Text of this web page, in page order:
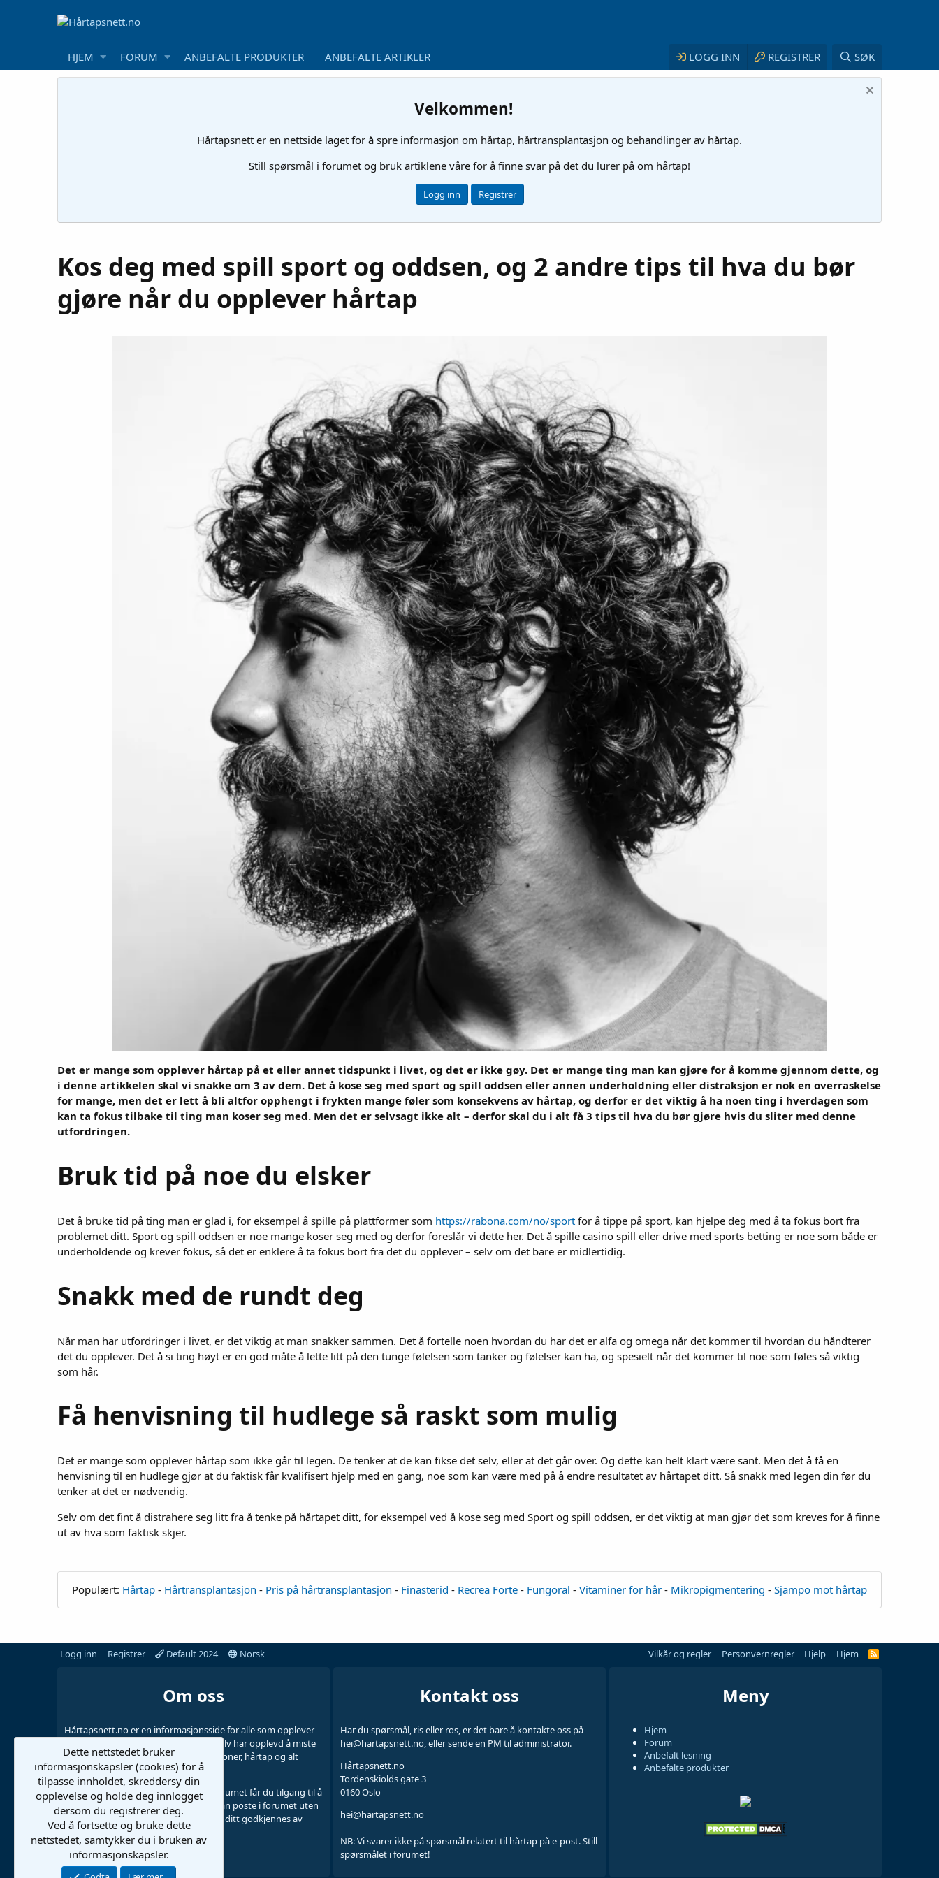
HJEM FORUM ANBEFALTE PRODUKTER ANBEFALTE ARTIKLER LOGG INN REGISTRER SØK
Velkommen!
Hårtapsnett er en nettside laget for å spre informasjon om hårtap, hårtransplantasjon og behandlinger av hårtap.
Still spørsmål i forumet og bruk artiklene våre for å finne svar på det du lurer på om hårtap!
Logg inn Registrer
Kos deg med spill sport og oddsen, og 2 andre tips til hva du bør
gjøre når du opplever hårtap
Det er mange som opplever hårtap på et eller annet tidspunkt i livet, og det er ikke gøy. Det er mange ting man kan gjøre for å komme gjennom dette, og
i denne artikkelen skal vi snakke om 3 av dem. Det å kose seg med sport og spill oddsen eller annen underholdning eller distraksjon er nok en overraskelse
for mange, men det er lett å bli altfor opphengt i frykten mange føler som konsekvens av hårtap, og derfor er det viktig å ha noen ting i hverdagen som
kan ta fokus tilbake til ting man koser seg med. Men det er selvsagt ikke alt – derfor skal du i alt få 3 tips til hva du bør gjøre hvis du sliter med denne
utfordringen.
Bruk tid på noe du elsker
Det å bruke tid på ting man er glad i, for eksempel å spille på plattformer som https://rabona.com/no/sport for å tippe på sport, kan hjelpe deg med å ta fokus bort fra
problemet ditt. Sport og spill oddsen er noe mange koser seg med og derfor foreslår vi dette her. Det å spille casino spill eller drive med sports betting er noe som både er
underholdende og krever fokus, så det er enklere å ta fokus bort fra det du opplever – selv om det bare er midlertidig.
Snakk med de rundt deg
Når man har utfordringer i livet, er det viktig at man snakker sammen. Det å fortelle noen hvordan du har det er alfa og omega når det kommer til hvordan du håndterer
det du opplever. Det å si ting høyt er en god måte å lette litt på den tunge følelsen som tanker og følelser kan ha, og spesielt når det kommer til noe som føles så viktig
som hår.
Få henvisning til hudlege så raskt som mulig
Det er mange som opplever hårtap som ikke går til legen. De tenker at de kan fikse det selv, eller at det går over. Og dette kan helt klart være sant. Men det å få en
henvisning til en hudlege gjør at du faktisk får kvalifisert hjelp med en gang, noe som kan være med på å endre resultatet av hårtapet ditt. Så snakk med legen din før du
tenker at det er nødvendig.
Selv om det fint å distrahere seg litt fra å tenke på hårtapet ditt, for eksempel ved å kose seg med Sport og spill oddsen, er det viktig at man gjør det som kreves for å finne
ut av hva som faktisk skjer.
Populært: Hårtap - Hårtransplantasjon - Pris på hårtransplantasjon - Finasterid - Recrea Forte - Fungoral - Vitaminer for hår - Mikropigmentering - Sjampo mot hårtap
Logg inn Registrer Default 2024 Norsk Vilkår og regler Personvernregler Hjelp Hjem
Om oss
Hårtapsnett.no er en informasjonsside for alle som opplever
hårtap, drevet av noen ildsjeler som selv har opplevd å miste
håret. Her diskuteres hårtransplantasjoner, hårtap og alt
annet som er relatert.
Ved å registrere deg som bruker på forumet får du tilgang til å
se alle vedlegg i høy oppløsning. Du kan poste i forumet uten
å registrere deg, men da må innlegget ditt godkjennes av
administrator.
Kontakt oss
Har du spørsmål, ris eller ros, er det bare å kontakte oss på
hei@hartapsnett.no, eller sende en PM til administrator.
Hårtapsnett.no
Tordenskiolds gate 3
0160 Oslo
hei@hartapsnett.no
NB: Vi svarer ikke på spørsmål relatert til hårtap på e-post. Still
spørsmålet i forumet!
Meny
Hjem
Forum
Anbefalt lesning
Anbefalte produkter
Dette nettstedet bruker
informasjonskapsler (cookies) for å
tilpasse innholdet, skreddersy din
opplevelse og holde deg innlogget
dersom du registrerer deg.
Ved å fortsette og bruke dette
nettstedet, samtykker du i bruken av
informasjonskapsler.